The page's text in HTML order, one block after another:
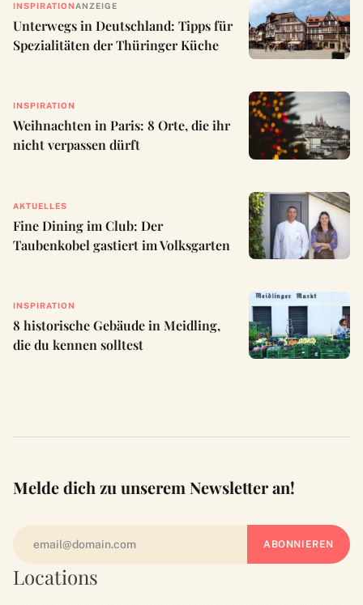
INSPIRATION ANZEIGE
Unterwegs in Deutschland: Tipps für
Spezialitäten der Thüringer Küche
INSPIRATION
Weihnachten in Paris: 8 Orte, die ihr
nicht verpassen dürft
AKTUELLES
Fine Dining im Club: Der
Taubenkobel gastiert im Volksgarten
INSPIRATION
8 historische Gebäude in Meidling,
die du kennen solltest
Locations
Melde dich zu unserem Newsletter an!